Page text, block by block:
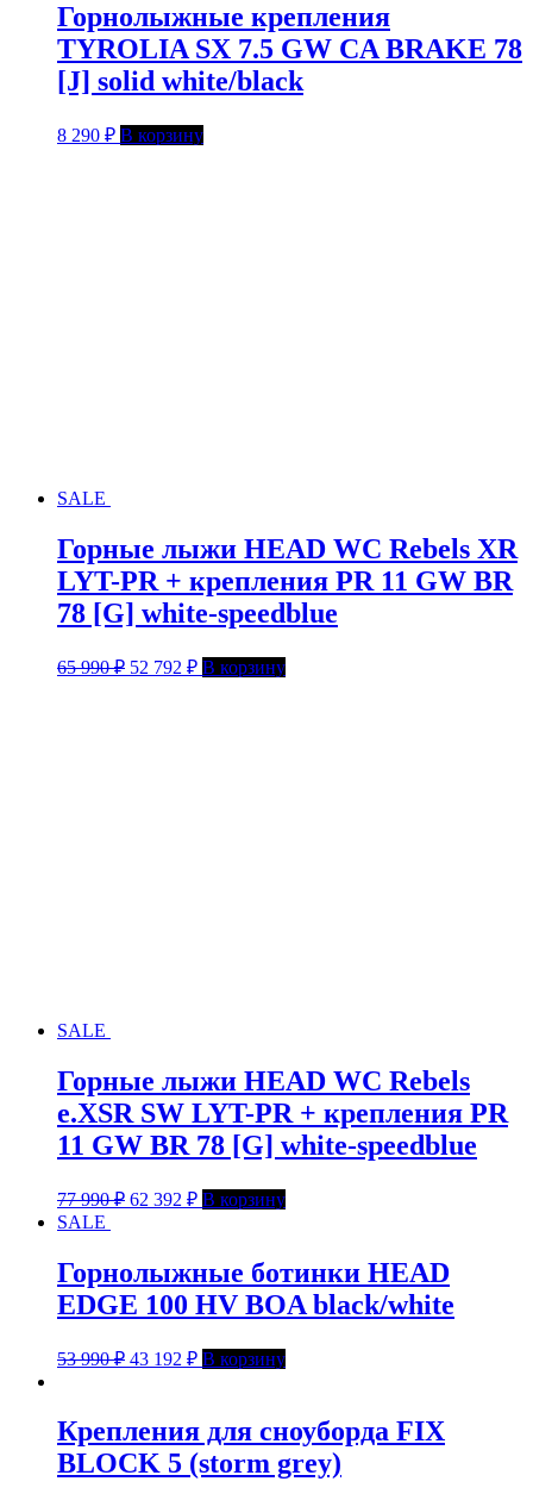
Горнолыжные крепления
TYROLIA SX 7.5 GW CA BRAKE 78
[J] solid white/black
8 290 ₽ В корзину
SALE
Горные лыжи HEAD WC Rebels XR
LYT-PR + крепления PR 11 GW BR
78 [G] white-speedblue
65 990₽ 52 792 ₽ В корзину
SALE
Горные лыжи HEAD WC Rebels
e.XSR SW LYT-PR + крепления PR
11 GW BR 78 [G] white-speedblue
77 990₽ 62 392 ₽ В корзину
SALE
Горнолыжные ботинки HEAD
EDGE 100 HV BOA black/white
53 990₽ 43 192 ₽ В корзину
Крепления для сноуборда FIX
BLOCK 5 (storm grey)